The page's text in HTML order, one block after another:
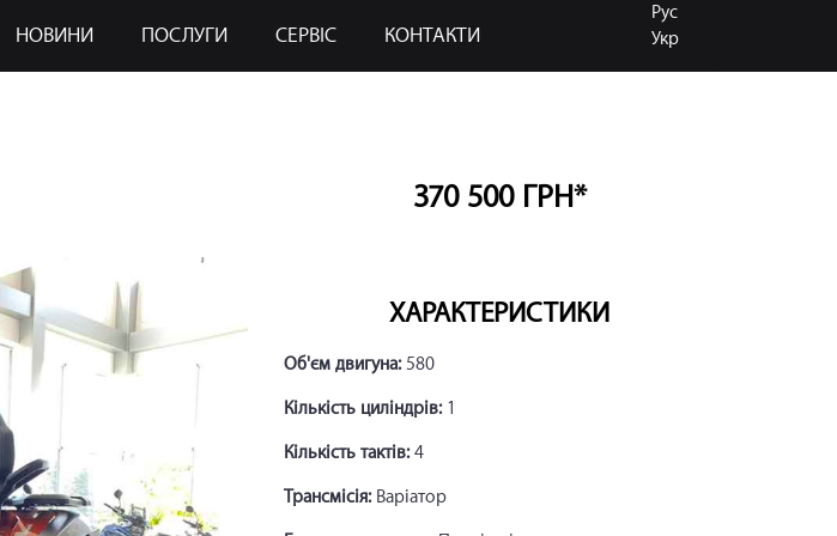
НОВИНИ ПОСЛУГИ СЕРВІС КОНТАКТИ
Рус
Укр
370 500 ГРН*
ХАРАКТЕРИСТИКИ
Об'єм двигуна:580
Кількість циліндрів:1
Кількість тактів:4
Трансмісія:Варіатор